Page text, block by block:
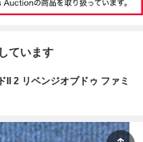
ています
II 2 リベンジオブドゥ ファミ